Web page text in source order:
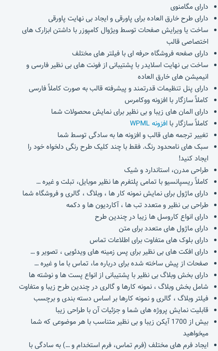
دارای مگامنوی
دارای طرح خارق العاده برای پاورقی و ایجاد بی نهایت پاورقی
ساخت یا ویرایش صفحات توسط ویژوال کامپوزر با داشتن ابزارک های
اختصاصی قالب
دارای صفحه فروشگاه حرفه ای با فیلتر های مختلف
ساخت بی نهایت اسلایدر با پشتیبانی از فونت های بی نظیر فارسی و
انیمیشن های خارق العاده
دارای پنل تنظیمات قدرتمند و پیشرفته قالب به صورت کاملاً فارسی
کاملاً سازگار با افزونه ووکامرس
دارای المان های زیبا و بی نظیر برای نمایش محصولات شما
کاملاً سازگار با افزونه WPML
تغییر ترجمه های قالب و افزونه ها به سادگی توسط شما
سبک های نامحدود رنگ. فقط با چند کلیک طرح رنگی دلخواه خود را
ایجاد کنید!
طراحی مدرن، استاندارد و شیک
کاملاً ریسپانسیو با تمامی پلتفرم ها نظیر موبایل، تبلت و غیره …
دارای ماژول برای نمایش نمونه کار ها ، وبلاگ ، گالری و فروشگاه شما
طراحی بی نظیر و متعدد تب ها ، آکاردیون ها و دکمه
دارای انواع کاروسل ها زیبا در چندین طرح
دارای ماژول های متعدد برای متن
دارای بلوک های متفاوت برای اطلاعات تماس
دارای افکت های بی نظیر برای پس زمینه های ویدئویی ، تصویر و …
صفحات از پیش ساخته شده برای درباره ما، تماس با ما و غیره …
دارای بخش وبلاگ بی نظیر با پشتیبانی از انواع پست ها و نوشته ها
شامل بخش وبلاگ ، نمونه کارها و گالری در چندین طرح زیبا و متفاوت
فیلتر وبلاگ ، گالری و نمونه کارها بر اساس دسته بندی و برچسب
قابلیت نمایش پروژه های شما و جزئیات آن با طراحی زیبا
بیش از 1700 آیکن زیبا و بی نظیر متناسب با هر موضوعی که شما
میخواهید
ایجاد فرم های مختلف (فرم تماس، فرم استخدام و …) به سادگی با